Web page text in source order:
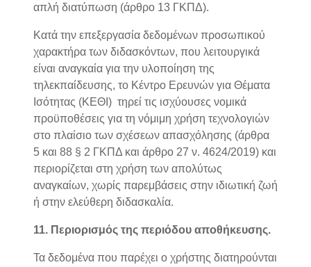
απλή διατύπωση (άρθρο 13 ΓΚΠΔ).
Κατά την επεξεργασία δεδομένων προσωπικού
χαρακτήρα των διδασκόντων, που λειτουργικά
είναι αναγκαία για την υλοποίηση της
τηλεκπαίδευσης, το Κέντρο Ερευνών για Θέματα
Ισότητας (ΚΕΘΙ) τηρεί τις ισχύουσες νομικά
προϋποθέσεις για τη νόμιμη χρήση τεχνολογιών
στο πλαίσιο των σχέσεων απασχόλησης (άρθρα
5 και 88 § 2 ΓΚΠΔ και άρθρο 27 ν. 4624/2019) και
περιορίζεται στη χρήση των απολύτως
αναγκαίων, χωρίς παρεμβάσεις στην ιδιωτική ζωή
ή στην ελεύθερη διδασκαλία.
11. Περιορισμός της περιόδου αποθήκευσης.
Τα δεδομένα που παρέχει ο χρήστης διατηρούνται